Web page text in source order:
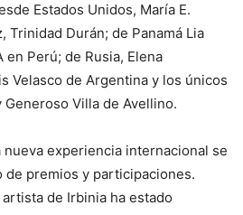
Estados Unidos, María E.
Trinidad Durán; de Panamá Lia
en Perú; de Rusia, Elena
Velasco de Argentina y los únicos
Villa de Avellino.
experiencia internacional se
de premios y participaciones.
de Irbinia ha estado